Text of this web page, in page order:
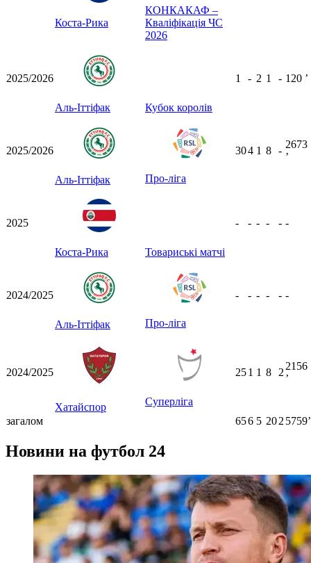
Коста-Рика
КОНКАКАФ –
Кваліфікація ЧС
2026
2025/2026
Аль-Іттіфак Кубок королів
1 - 2 1 - 120 ʼ
2025/2026
Аль-Іттіфак Про-ліга
304 1 8 -
2673
ʼ
2025
Коста-Рика Товариські матчі
- - - - - -
2024/2025
Аль-Іттіфак Про-ліга
- - - - - -
2024/2025
Хатайспор Суперліга
251 1 8 2
2156
ʼ
загалом 656 5 202 5759ʼ
Новини на футбол 24